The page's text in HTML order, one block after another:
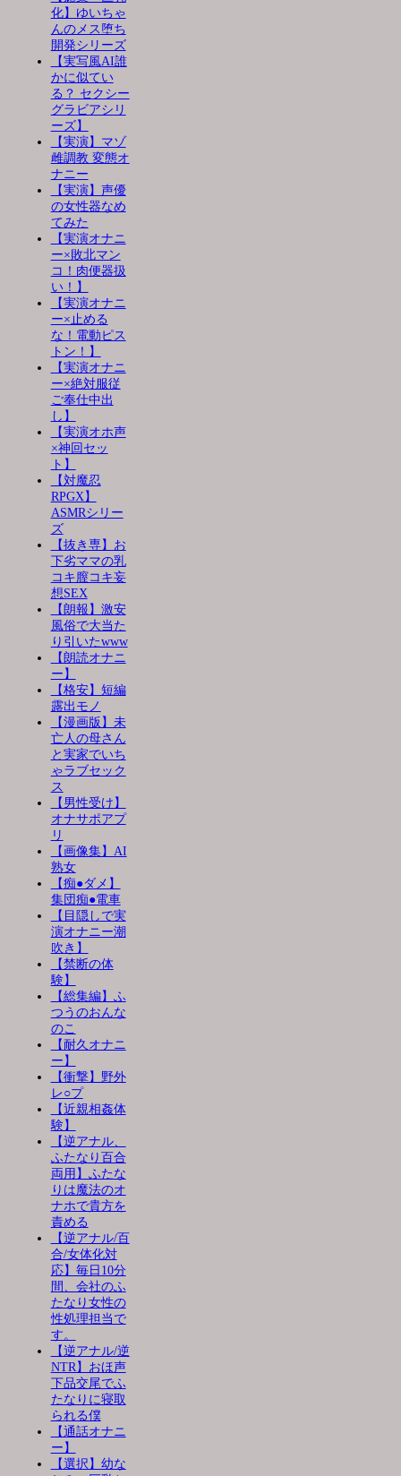
化】ゆいちゃ
んのメス堕ち
開発シリーズ
【実写風AI誰
かに似てい
る？ セクシー
グラビアシリ
ーズ】
【実演】マゾ
雌調教 変態オ
ナニー
【実演】声優
の女性器なめ
てみた
【実演オナニ
ー×敗北マン
コ！肉便器扱
い！】
【実演オナニ
ー×止める
な！電動ピス
トン！】
【実演オナニ
ー×絶対服従
ご奉仕中出
し】
【実演オホ声
×神回セッ
ト】
【対魔忍
RPGX】
ASMRシリー
ズ
【抜き専】お
下劣ママの乳
コキ膣コキ妄
想SEX
【朗報】激安
風俗で大当た
り引いたwww
【朗読オナニ
ー】
【格安】短編
露出モノ
【漫画版】未
亡人の母さん
と実家でいち
ゃラブセック
ス
【男性受け】
オナサポアプ
リ
【画像集】AI
熟女
【痴●ダメ】
集団痴●電車
【目隠しで実
演オナニー潮
吹き】
【禁断の体
験】
【総集編】ふ
つうのおんな
のこ
【耐久オナニ
ー】
【衝撃】野外
レ○プ
【近親相姦体
験】
【逆アナル、
ふたなり百合
両用】ふたな
りは魔法のオ
ナホで貴方を
責める
【逆アナル/百
合/女体化対
応】毎日10分
間、会社のふ
たなり女性の
性処理担当で
す。
【逆アナル/逆
NTR】おほ声
下品交尾でふ
たなりに寝取
られる僕
【通話オナニ
ー】
【選択】幼な